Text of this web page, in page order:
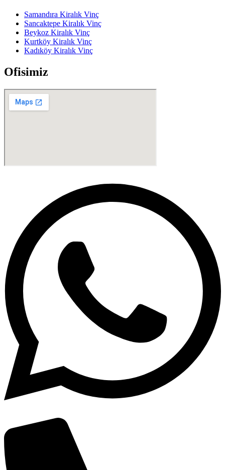
Samandıra Kiralık Vinç
Sancaktepe Kiralık Vinç
Beykoz Kiralık Vinç
Kurtköy Kiralık Vinç
Kadıköy Kiralık Vinç
Ofisimiz